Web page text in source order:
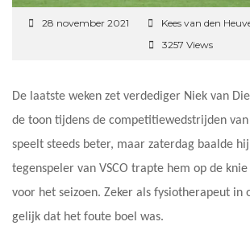
28 november 2021 Kees van den
3257 Views
De laatste weken zet verdediger Niek van
de toon tijdens de competitiewedstrijden van
speelt steeds beter, maar zaterdag baalde
tegenspeler van VSCO trapte hem op de
voor het seizoen. Zeker als fysiotherapeut in
gelijk dat het foute boel was.